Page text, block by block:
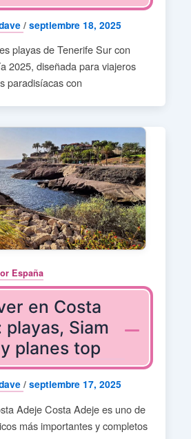
/ septiembre 18, 2025
playas de Tenerife Sur con
2025, diseñada para viajeros
paradisíacas con
España
en Costa
playas, Siam
planes top
/ septiembre 17, 2025
Adeje Costa Adeje es uno de
más importantes y completos